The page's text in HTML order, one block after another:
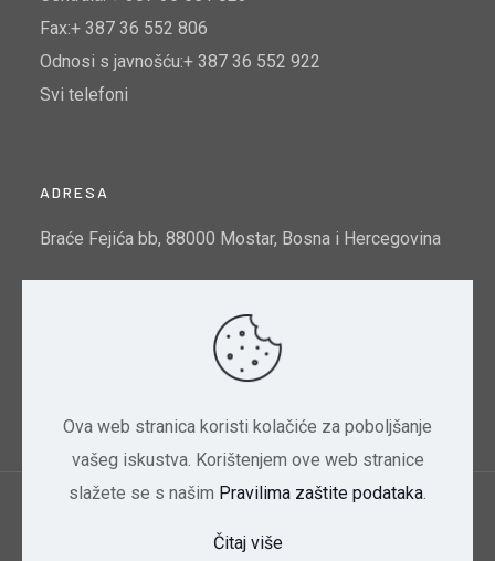
Fax:+ 387 36 552 806
Odnosi s javnošću:+ 387 36 552 922
Svi telefoni
ADRESA
Braće Fejića bb, 88000 Mostar, Bosna i Hercegovina
Indeks kvalitete zraka u Mostaru:
HNK/HNŽ | 2024 Dizajn CBD
Ova web stranica koristi kolačiće za poboljšanje
vašeg iskustva. Korištenjem ove web stranice
slažete se s našim Pravilima zaštite podataka.
Čitaj više